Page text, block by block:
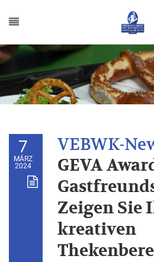
7
MÄRZ
2024
GEVA
Zeigen Sie
kreativen